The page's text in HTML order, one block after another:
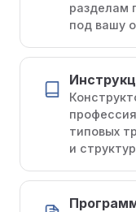
разделам
под вашу
типовых
и